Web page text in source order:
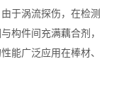
于涡流探伤，在检测
构件间充满藕合剂，
能广泛应用在棒材、